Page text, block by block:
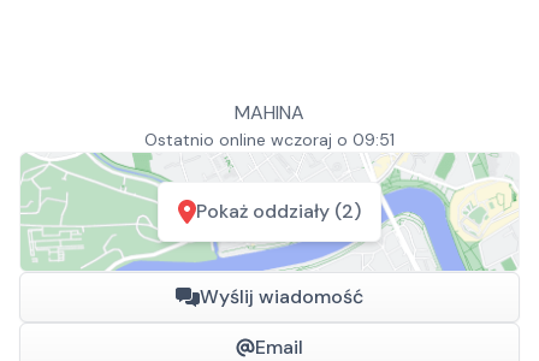
MAHINA
Ostatnio online wczoraj o 09:51
Pokaż oddziały (2)
Wyślij wiadomość
Email